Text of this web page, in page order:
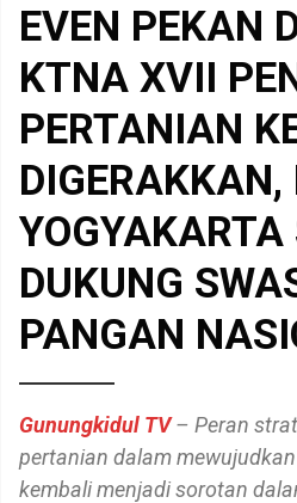
EVEN PEKAN
KTNA XVII
PERTANIAN
DIGERAKKAN,
DUKUNG
PANGAN
Gunungkidul TV– Peran
pertanian dalam
kembali menjadi sorotan